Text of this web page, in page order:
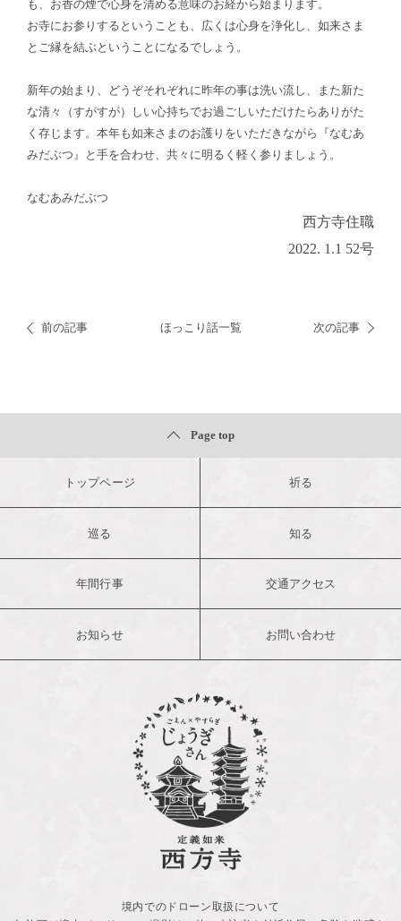
も、お香の煙で心身を清める意味のお経から始まります。
お寺にお参りするということも、広くは心身を浄化し、如来さま
とご縁を結ぶということになるでしょう。
新年の始まり、どうぞそれぞれに昨年の事は洗い流し、また新た
な清々（すがすが）しい心持ちでお過ごしいただけたらありがた
く存じます。本年も如来さまのお護りをいただきながら『なむあ
みだぶつ』と手を合わせ、共々に明るく軽く参りましょう。
なむあみだぶつ
西方寺住職
2022. 1.1 52号
前の記事 ほっこり話一覧 次の記事
Page top
トップページ 祈る
巡る 知る
年間行事 交通アクセス
お知らせ お問い合わせ
境内でのドローン取扱について